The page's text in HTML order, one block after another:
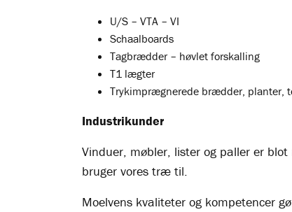
U/S – VTA – VI
Schaalboards
Tagbrædder – høvlet forskalling
T1 lægter
Trykimprægnerede brædder, planter,
Industrikunder
Vinduer, møbler, lister og paller er
bruger vores træ til.
Moelvens kvaliteter og kompetencer